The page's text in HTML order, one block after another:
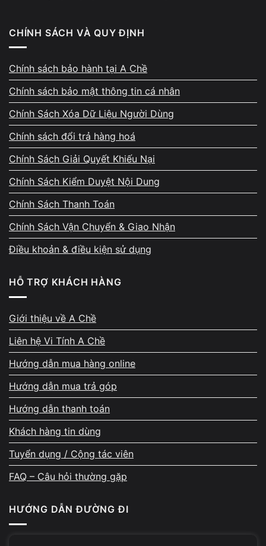
không?
Nguy cơ hỏng mainboard khi tự nâng RAM
Thao tác sai có thể gây chập mạch hoặc lỗi nguồn.
Thiếu thiết bị chuyên dụng để thay chip RAM
Dòng RAM hàn yêu cầu máy móc kỹ thuật cao để thao tác
chính xác.
Khi nào nên mang máy đi nâng RAM
Nếu không chắc chắn model hỗ trợ nâng cấp, bạn nên
kiểm tra sớm để tránh rủi ro.
Quy trình nâng cấp RAM LG Gram tại
Khi tiếp nhận nâng cấp RAM LG Gram, kỹ thuật viên
Vi Tính A Chềsẽ:
Kiểm tra model và khả năng hỗ trợ RAM
Xác định mainboard có thể nâng RAM hay không trước khi
thực hiện.
Thực hiện nâng cấp RAM đúng kỹ thuật
phù hợp.
CHÍNH SÁCH VÀ QUY ĐỊNH
Chính sách bảo hành tại A Chề
Chính sách bảo mật thông tin cá nhân
Chính Sách Xóa Dữ Liệu Người Dùng
Chính sách đổi trả hàng hoá
Chính Sách Giải Quyết Khiếu Nại
Chính Sách Kiểm Duyệt Nội Dung
Chính Sách Thanh Toán
Chính Sách Vận Chuyển & Giao Nhận
Điều khoản & điều kiện sử dụng
HỖ TRỢ KHÁCH HÀNG
Giới thiệu về A Chề
Liên hệ Vi Tính A Chề
Hướng dẫn mua hàng online
Hướng dẫn mua trả góp
Hướng dẫn thanh toán
Khách hàng tin dùng
Tuyển dụng / Cộng tác viên
FAQ – Câu hỏi thường gặp
HƯỚNG DẪN ĐƯỜNG ĐI